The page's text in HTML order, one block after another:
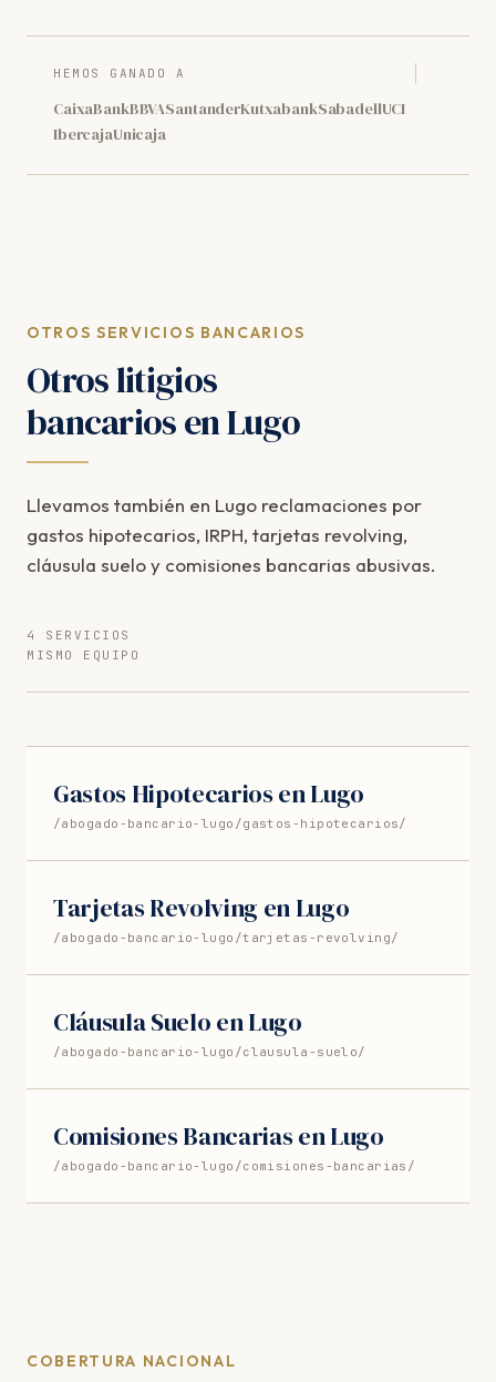
HEMOS GANADO A
CaixaBankBBVASantanderKutxabankSabadellUCI
IbercajaUnicaja
OTROS SERVICIOS BANCARIOS
Otros litigios
bancarios en Lugo
Llevamos también en Lugo reclamaciones por
gastos hipotecarios, IRPH, tarjetas revolving,
cláusula suelo y comisiones bancarias abusivas.
4 SERVICIOS
MISMO EQUIPO
Gastos Hipotecarios en Lugo
/abogado-bancario-lugo/gastos-hipotecarios/
Tarjetas Revolving en Lugo
/abogado-bancario-lugo/tarjetas-revolving/
Cláusula Suelo en Lugo
/abogado-bancario-lugo/clausula-suelo/
Comisiones Bancarias en Lugo
/abogado-bancario-lugo/comisiones-bancarias/
COBERTURA NACIONAL